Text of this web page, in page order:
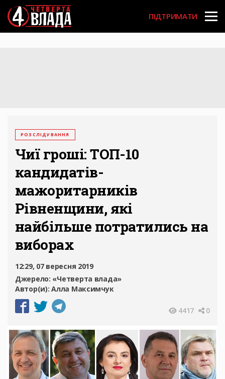
Перейти
до
основного
вмісту
User
account
ПІДТРИМАТИ
РОЗСЛІДУВАННЯ
Чиї гроші: ТОП-10
кандидатів-
мажоритарників
Рівненщини, які
найбільше потратились на
виборах
12:29, 07 вересня 2019
Джерело: «Четверта влада»
Автор(и):Алла Максимчук
4417 0